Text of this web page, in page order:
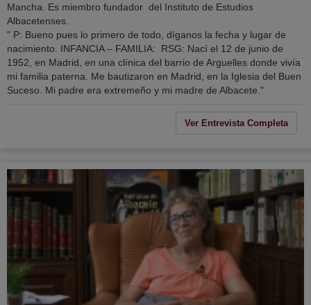
Mancha. Es miembro fundador del Instituto de Estudios
Albacetenses.
" P: Bueno pues lo primero de todo, díganos la fecha y lugar de
nacimiento. INFANCIA – FAMILIA: RSG: Nací el 12 de junio de
1952, en Madrid, en una clínica del barrio de Arguelles donde vivía
mi familia paterna. Me bautizaron en Madrid, en la Iglesia del Buen
Suceso. Mi padre era extremeño y mi madre de Albacete."
Ver Entrevista Completa